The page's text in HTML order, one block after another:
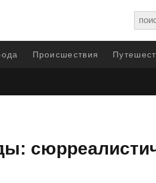
Происшествия